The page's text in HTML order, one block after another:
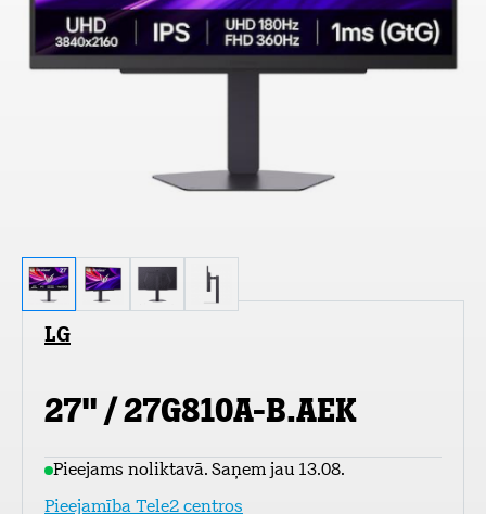
LG
27" / 27G810A-B.AEK
Pieejams noliktavā. Saņem jau 13.08.
Pieejamība Tele2 centros